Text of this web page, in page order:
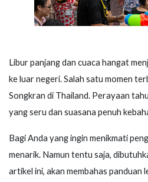
Libur panjang dan cuaca hangat
ke luar negeri. Salah satu momen
Songkran di Thailand. Perayaan
yang seru dan suasana penuh
Bagi Anda yang ingin menikmati
menarik. Namun tentu saja,
artikel ini, akan membahas panduan